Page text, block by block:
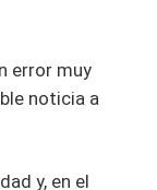
error muy
noticia a
y, en el